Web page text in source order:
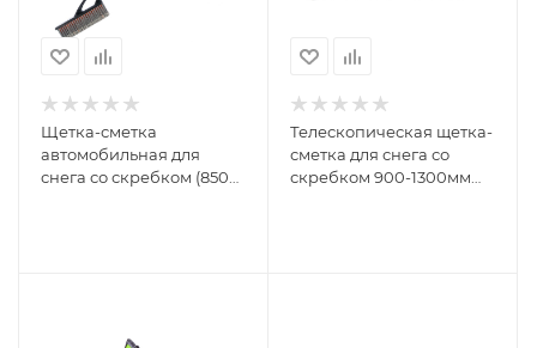
Щетка-сметка
автомобильная для
снега со скребком (850
Телескопическая щетка-
сметка для снега со
скребком 900-1300мм